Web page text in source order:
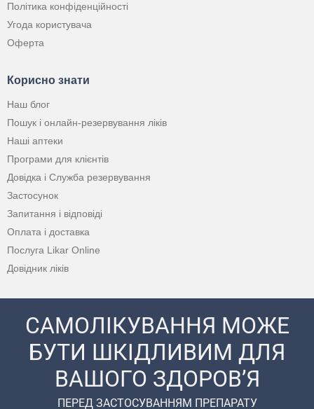
Політика конфіденційності
Угода користувача
Оферта
Корисно знати
Наш блог
Пошук і онлайн-резервування ліків
Наші аптеки
Програми для клієнтів
Довідка і Служба резервування
Застосунок
Запитання і відповіді
Оплата і доставка
Послуга Likar Online
Довідник ліків
САМОЛІКУВАННЯ МОЖЕ
БУТИ ШКІДЛИВИМ ДЛЯ
ВАШОГО ЗДОРОВ’Я
ПЕРЕД ЗАСТОСУВАННЯМ ПРЕПАРАТУ